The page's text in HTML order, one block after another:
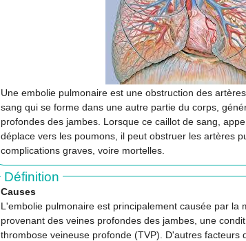
Une embolie pulmonaire est une obstruction des
sang qui se forme dans une autre partie du corps,
profondes des jambes. Lorsque ce caillot de sang,
déplace vers les poumons, il peut obstruer les artères
complications graves, voire mortelles.
Définition
Causes
L'embolie pulmonaire est principalement causée par la
provenant des veines profondes des jambes, une
thrombose veineuse profonde (TVP). D'autres facteurs